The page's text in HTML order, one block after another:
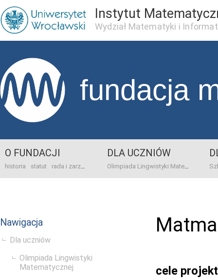
Instytut
Wydział Matematyki i
fundacja
O FUNDACJI
historia statut rada i zarząd dane bankowo-adresowe kontakt
DLA UCZNIÓW
Olimpiada Lingwistyki Matematycznej
Nawigacja
Dla uczniów
Olimpiada Lingwistyki
Matematycznej
cele